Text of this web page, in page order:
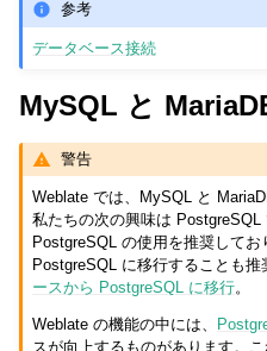
参考
データベース接続
MySQL と
警告
Weblate では、MySQL と
私たちの次の興味は
PostgreSQL の使用を推奨して
PostgreSQL に移行することも
ースから PostgreSQL に移行。
Weblate の機能の中には、
スが向上するものがあります。